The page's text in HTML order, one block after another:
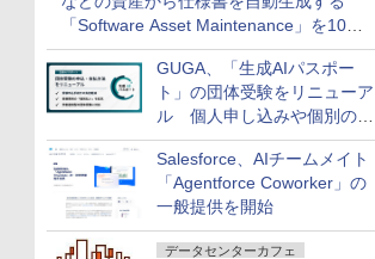
「Software Asset Maintenance」を10月
に発売
GUGA、「生成AIパスポー
ト」の団体受験をリニューア
ル 個人申し込みや個別の支
払いなどに対応
Salesforce、AIチームメイト
「Agentforce Coworker」の
一般提供を開始
データセンターカフェ